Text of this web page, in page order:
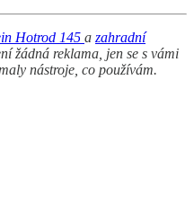
Hotrod 145 a zahradní
žádná reklama, jen se s vámi
nástroje, co používám.